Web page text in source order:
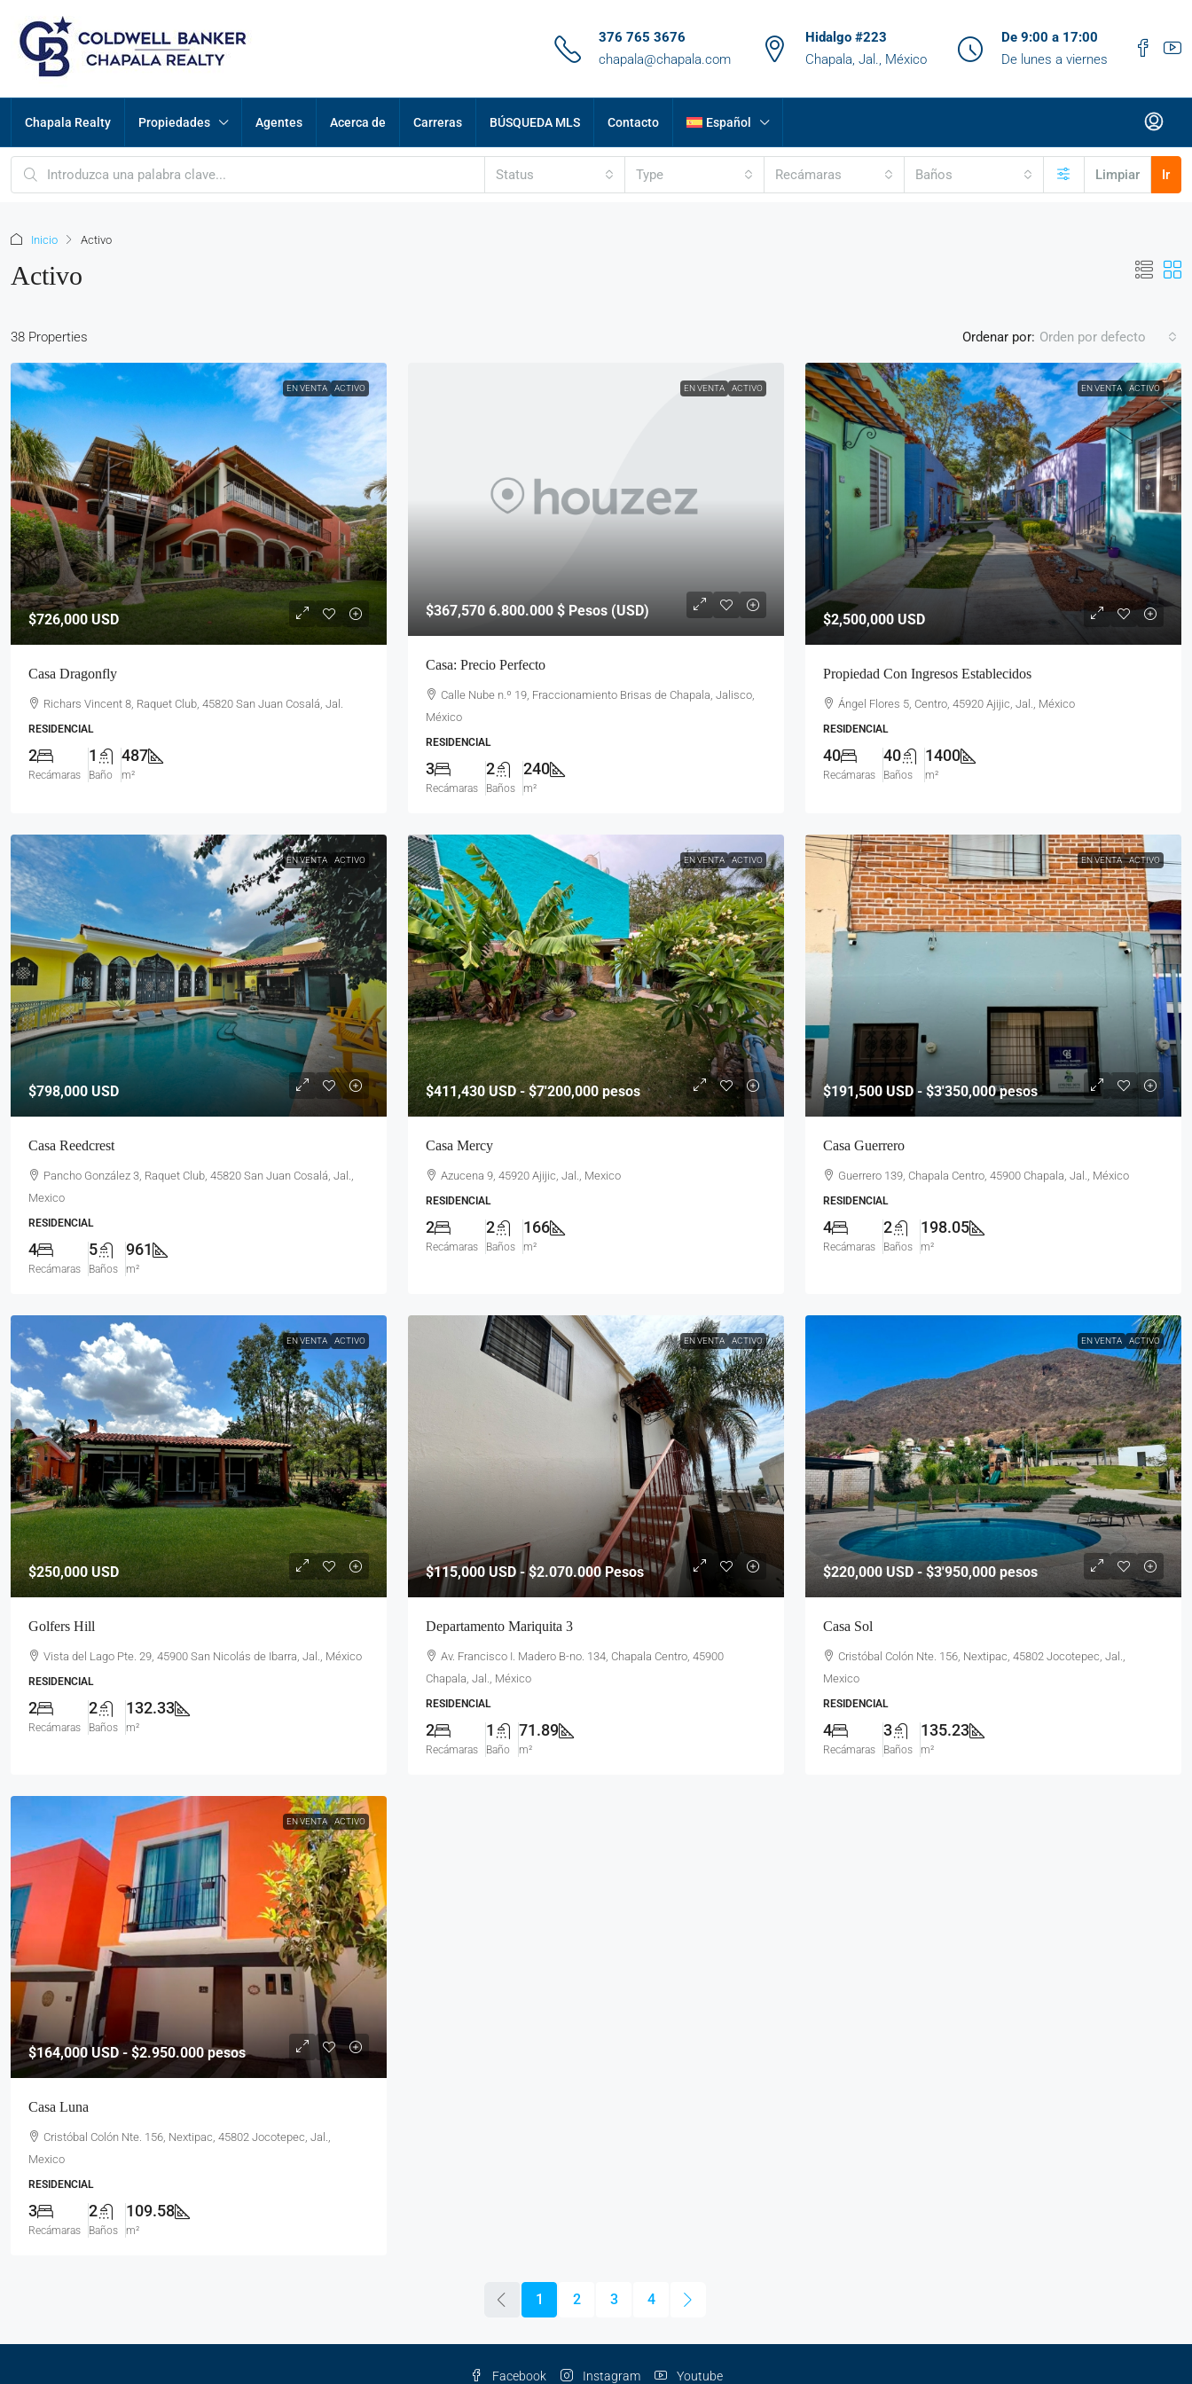
376 765 3676
chapala@chapala.com
Hidalgo #223
Chapala, Jal., México
De 9:00 a 17:00
De lunes a viernes
Chapala Realty Propiedades Agentes Acerca de Carreras BÚSQUEDA MLS Contacto Español
Status Type Recámaras Baños Limpiar Ir
Inicio Activo
Activo
38 Properties Ordenar por: Orden por defecto
EN VENTA ACTIVO
$726,000USD
Casa Dragonfly
Richars Vincent 8, Raquet Club, 45820 San Juan Cosalá, Jal.
RESIDENCIAL
2
Recámaras
1
Baño
487
m²
EN VENTA ACTIVO
$367,570 6.800.000 $ Pesos (USD)
Casa: Precio Perfecto
Calle Nube n.º 19, Fraccionamiento Brisas de Chapala, Jalisco,
México
RESIDENCIAL
3
Recámaras
2
Baños
240
m²
EN VENTA ACTIVO
$2,500,000 USD
Propiedad Con Ingresos Establecidos
Ángel Flores 5, Centro, 45920 Ajijic, Jal., México
RESIDENCIAL
40
Recámaras
40
Baños
1400
m²
EN VENTA ACTIVO
$798,000 USD
Casa Reedcrest
Pancho González 3, Raquet Club, 45820 San Juan Cosalá, Jal.,
Mexico
RESIDENCIAL
4
Recámaras
5
Baños
961
m²
EN VENTA ACTIVO
$411,430USD - $7'200,000 pesos
Casa Mercy
Azucena 9, 45920 Ajijic, Jal., Mexico
RESIDENCIAL
2
Recámaras
2
Baños
166
m²
EN VENTA ACTIVO
$191,500 USD - $3'350,000 pesos
Casa Guerrero
Guerrero 139, Chapala Centro, 45900 Chapala, Jal., México
RESIDENCIAL
4
Recámaras
2
Baños
198.05
m²
EN VENTA ACTIVO
$250,000USD
Golfers Hill
Vista del Lago Pte. 29, 45900 San Nicolás de Ibarra, Jal., México
RESIDENCIAL
2
Recámaras
2
Baños
132.33
m²
EN VENTA ACTIVO
$115,000 USD - $2.070.000 Pesos
Departamento Mariquita 3
Av. Francisco I. Madero B-no. 134, Chapala Centro, 45900
Chapala, Jal., México
RESIDENCIAL
2
Recámaras
1
Baño
71.89
m²
EN VENTA ACTIVO
$220,000 USD - $3'950,000 pesos
Casa Sol
Cristóbal Colón Nte. 156, Nextipac, 45802 Jocotepec, Jal.,
Mexico
RESIDENCIAL
4
Recámaras
3
Baños
135.23
m²
EN VENTA ACTIVO
$164,000USD - $2.950.000 pesos
Casa Luna
Cristóbal Colón Nte. 156, Nextipac, 45802 Jocotepec, Jal.,
Mexico
RESIDENCIAL
3
Recámaras
2
Baños
109.58
m²
1 2 3 4
Facebook Instagram Youtube